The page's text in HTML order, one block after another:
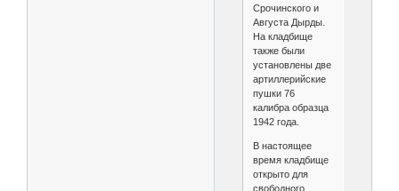
Срочинского и
Августа Дырды.
На кладбище
также были
установлены две
артиллерийские
пушки 76
калибра образца
1942 года.
В настоящее
время кладбище
открыто для
свободного